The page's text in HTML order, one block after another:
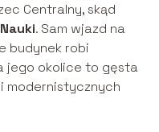
Centralny, skąd
. Sam wjazd na
budynek robi
jego okolice to gęsta
i modernistycznych